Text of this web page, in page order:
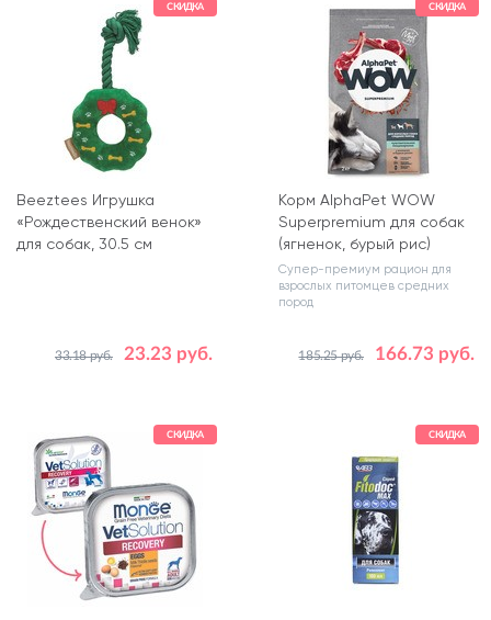
СКИДКА
Beeztees Игрушка
«Рождественский венок»
для собак, 30.5 см
23.23 руб.
33.18 руб.
СКИДКА
Корм AlphaPet WOW
Superpremium для собак
(ягненок, бурый рис)
Супер-премиум рацион для
взрослых питомцев средних
пород
166.73 руб.
185.25 руб.
Вес, кг
СКИДКА СКИДКА